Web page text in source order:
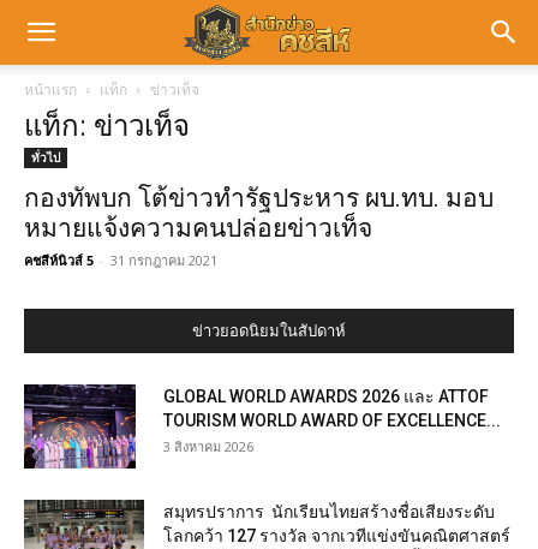
หน้าแรก แท็ก ข่าวเท็จ
แท็ก: ข่าวเท็จ
ทั่วไป
กองทัพบก โต้ข่าวทำรัฐประหาร ผบ.ทบ. มอบ
หมายแจ้งความคนปล่อยข่าวเท็จ
คชสีห์นิวส์ 5 - 31 กรกฎาคม 2021
ข่าวยอดนิยมในสัปดาห์
GLOBAL WORLD AWARDS 2026 และ ATTOF
TOURISM WORLD AWARD OF EXCELLENCE...
3 สิงหาคม 2026
สมุทรปราการ นักเรียนไทยสร้างชื่อเสียงระดับ
โลกคว้า 127 รางวัล จากเวทีแข่งขันคณิตศาสตร์